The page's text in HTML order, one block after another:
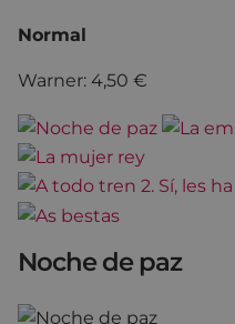
Normal
Warner: 4,50 €
Noche de paz